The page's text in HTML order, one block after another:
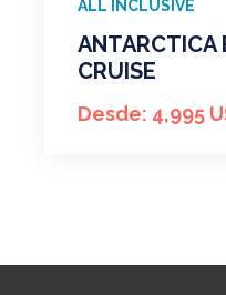
ALL INCLUSIVE
ANTARCTICA
CRUISE
Desde: 4,995